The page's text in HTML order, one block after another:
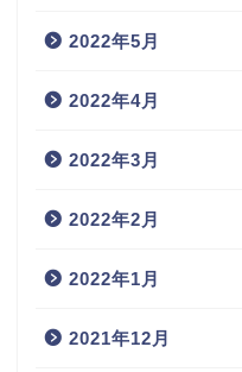
2022年5月
2022年4月
2022年3月
2022年2月
2022年1月
2021年12月